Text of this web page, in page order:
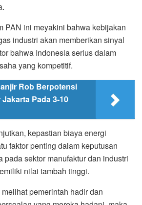
PAN ini meyakini bahwa kebijakan
industri akan memberikan sinyal
bahwa Indonesia serius dalam
yang kompetitif.
Rob Berpotensi
Pada 3-10
kepastian biaya energi
faktor penting dalam keputusan
pada sektor manufaktur dan industri
nilai tambah tinggi.
pemerintah hadir dan